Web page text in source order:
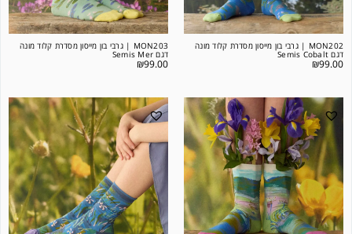
MON202 | גרבי בון מייסון מסדרת קלוד מונה
דגם Semis Cobalt
₪99.00
MON203 | גרבי בון מייסון מסדרת קלוד מונה
דגם Semis Mer
₪99.00